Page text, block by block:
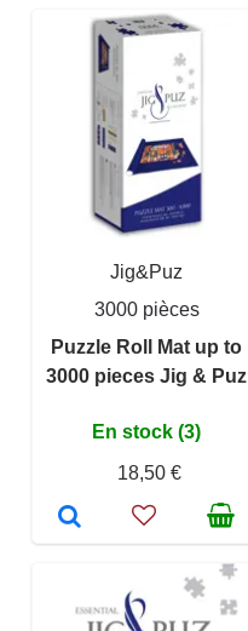
Jig&Puz
3000 pièces
Puzzle Roll Mat up to
3000 pieces Jig & Puz
En stock (3)
18,50 €